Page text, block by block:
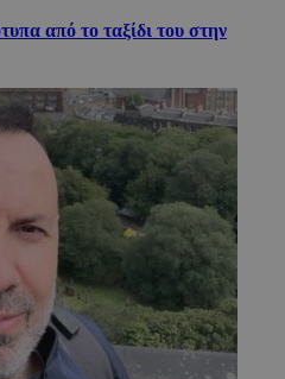
από το ταξίδι του στην